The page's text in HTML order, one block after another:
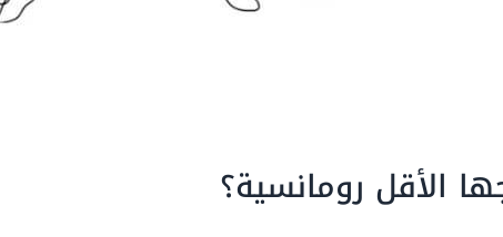
الأقل رومانسية؟